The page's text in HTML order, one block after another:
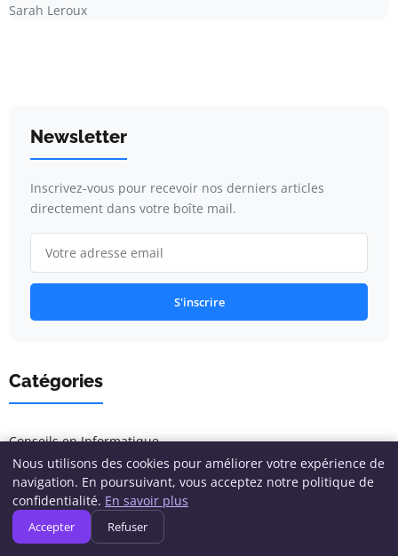
Sarah Leroux
Newsletter
Inscrivez-vous pour recevoir nos derniers articles
directement dans votre boîte mail.
S'inscrire
Catégories
Conseils en Informatique
Cybersécurité
Développement & Programmation
Nous utilisons des cookies pour améliorer votre expérience de
navigation. En poursuivant, vous acceptez notre politique de
confidentialité. En savoir plus
Accepter Refuser